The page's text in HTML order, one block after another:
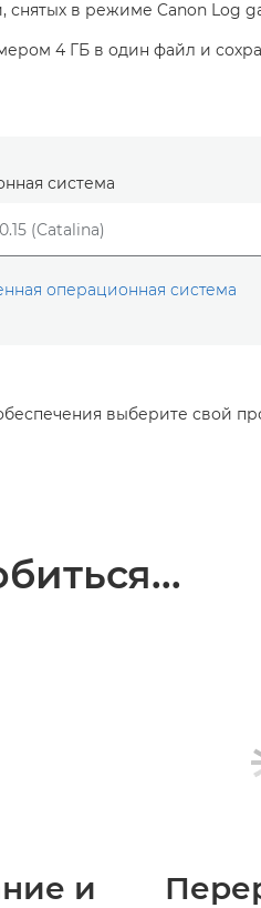
в режиме Canon Log
4 ГБ в один файл и
система
операционная система
выберите свой
и